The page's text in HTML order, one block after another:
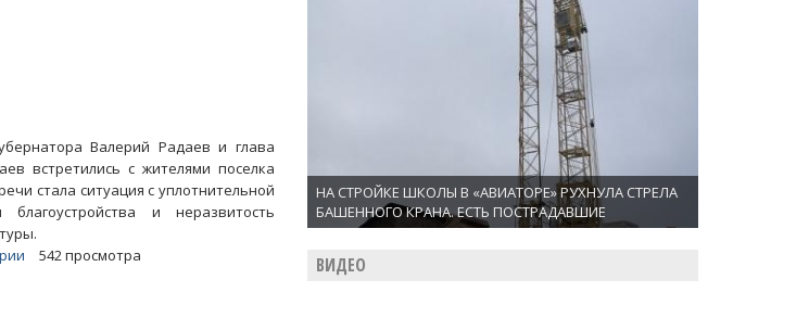
Валерий Радаев и глава
встретились с жителями поселка
стала ситуация с уплотнительной
благоустройства и неразвитость
542 просмотра
НА СТРОЙКЕ ШКОЛЫ В «АВИАТОРЕ» РУХНУЛА СТРЕЛА
БАШЕННОГО КРАНА. ЕСТЬ ПОСТРАДАВШИЕ
ВИДЕО